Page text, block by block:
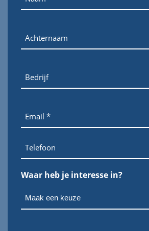
Achternaam
Bedrijf
E-
mailadres
Telefoon
Waar heb je interesse in?